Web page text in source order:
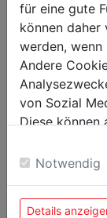
für eine gute
können daher
werden, wenn
Andere
von Sozial
Diese können
Einwilligung
Notwendig
Details